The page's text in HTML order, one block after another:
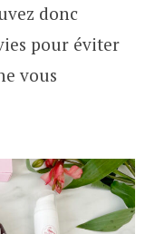
donc
pour éviter
vous